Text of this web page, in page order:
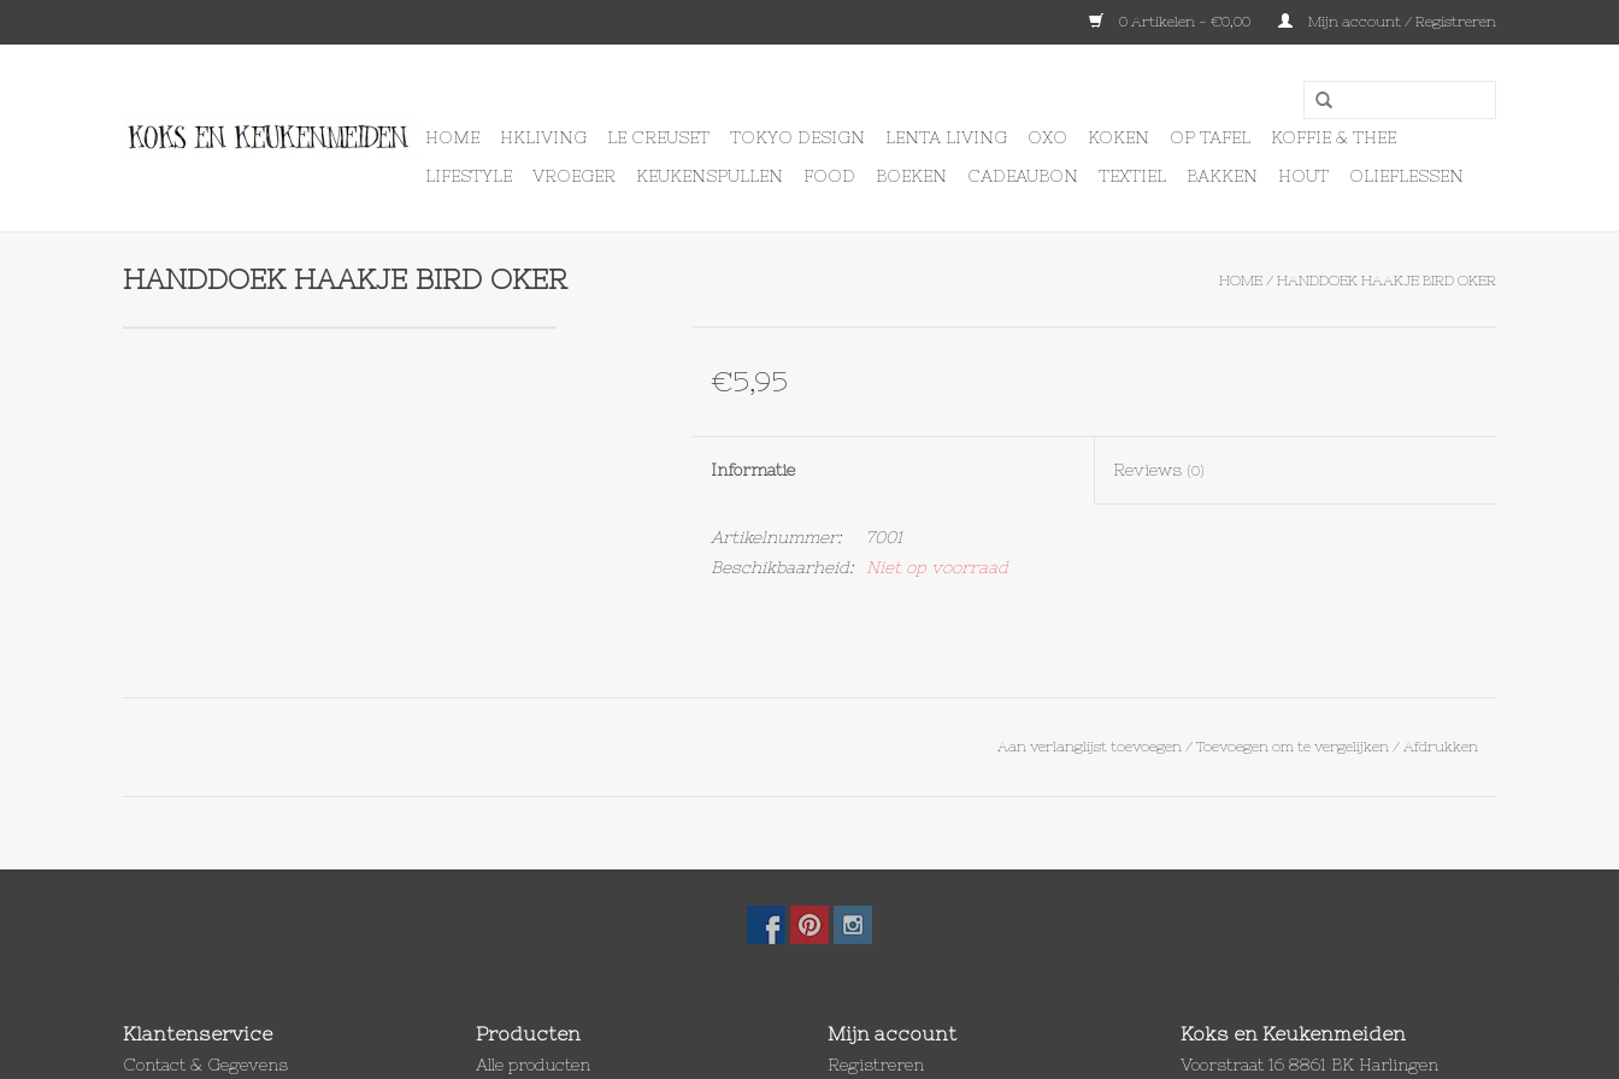
0 Artikelen - €0,00 Mijn account / Registreren
HOME HKLIVING LE CREUSET TOKYO DESIGN LENTA LIVING OXO KOKEN OP TAFEL
KOFFIE & THEE
LIFESTYLE
VROEGER KEUKENSPULLEN FOOD BOEKEN CADEAUBON TEXTIEL BAKKEN HOUT OLIEFLESSEN
HANDDOEK HAAKJE BIRD OKER HOME / HANDDOEK HAAKJE BIRD OKER
€5,95
Informatie Reviews (0)
Artikelnummer:
7001
Beschikbaarheid:
Niet op voorraad
Aan verlanglijst toevoegen/ Toevoegen om te vergelijken / Afdrukken
Klantenservice
Contact & Gegevens
Producten
Alle producten
Mijn account
Registreren
Koks en Keukenmeiden
Voorstraat 16 8861 BK Harlingen